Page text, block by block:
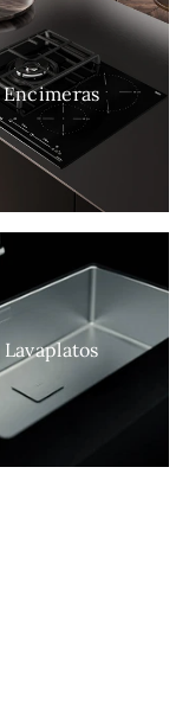
Encimeras
Lavaplatos